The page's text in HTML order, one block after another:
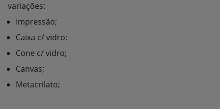
variações:
Impressão;
Caixa c/ vidro;
Cone c/ vidro;
Canvas;
Metacrilato;